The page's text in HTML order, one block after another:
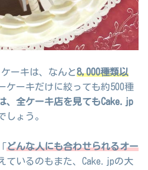
ーキは、なんと8,000種類以
ケーキだけに絞っても約500種
、全ケーキ店を見てもCake.jp
しょう。
どんな人にも合わせられるオー
ているのもまた、Cake.jpの大